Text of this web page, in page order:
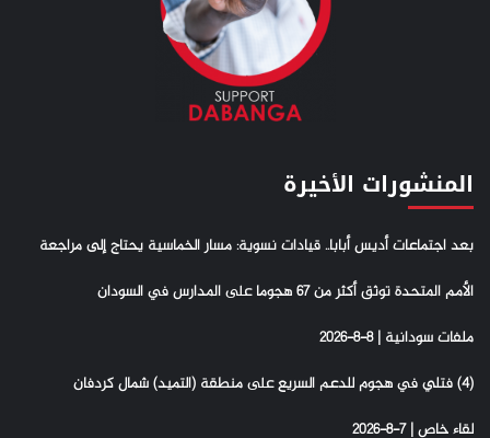
المنشورات الأخيرة
بعد اجتماعات أديس أبابا.. قيادات نسوية: مسار الخماسية يحتاج إلى مراجعة
الأمم المتحدة توثق أكثر من 67 هجوما على المدارس في السودان
ملفات سودانية | 8-8-2026
(4) فتلي في هجوم للدعم السريع على منطقة (التميد) شمال كردفان
لقاء خاص | 7-8-2026